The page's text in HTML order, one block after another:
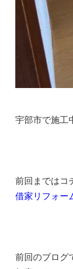
宇部市で施工
前回まではコ
借家リフォー
前回のブログ